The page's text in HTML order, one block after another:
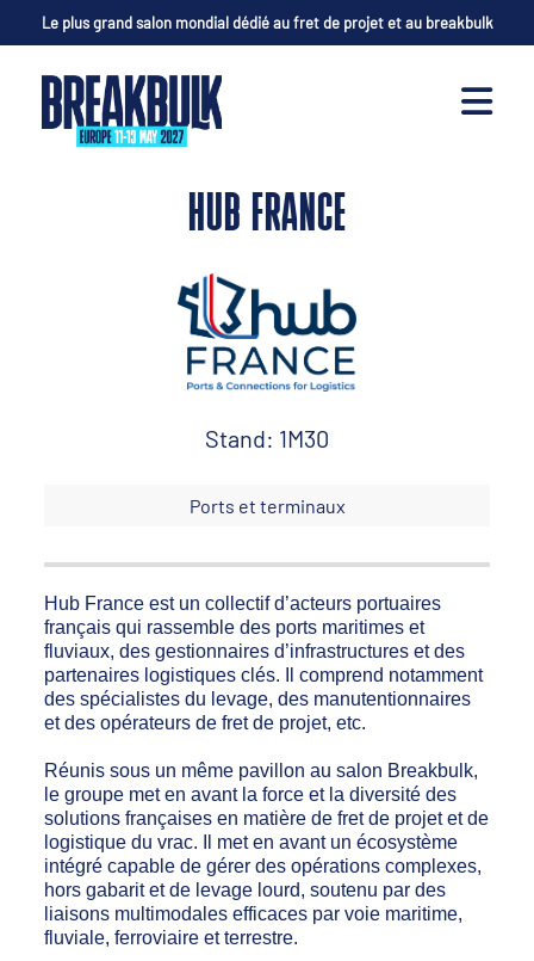
Le plus grand salon mondial dédié au fret de projet et au breakbulk
HUB FRANCE
Stand: 1M30
Ports et terminaux
Hub France est un collectif d’acteurs portuaires
français qui rassemble des ports maritimes et
fluviaux, des gestionnaires d’infrastructures et des
partenaires logistiques clés. Il comprend notamment
des spécialistes du levage, des manutentionnaires
et des opérateurs de fret de projet, etc.
Réunis sous un même pavillon au salon Breakbulk,
le groupe met en avant la force et la diversité des
solutions françaises en matière de fret de projet et de
logistique du vrac. Il met en avant un écosystème
intégré capable de gérer des opérations complexes,
hors gabarit et de levage lourd, soutenu par des
liaisons multimodales efficaces par voie maritime,
fluviale, ferroviaire et terrestre.